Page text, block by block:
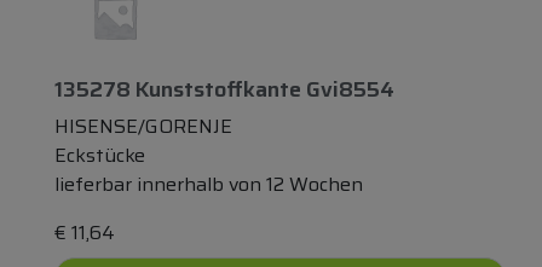
135278 Kunststoffkante Gvi8554
HISENSE/GORENJE
Eckstücke
lieferbar innerhalb von 12 Wochen
€ 11,64